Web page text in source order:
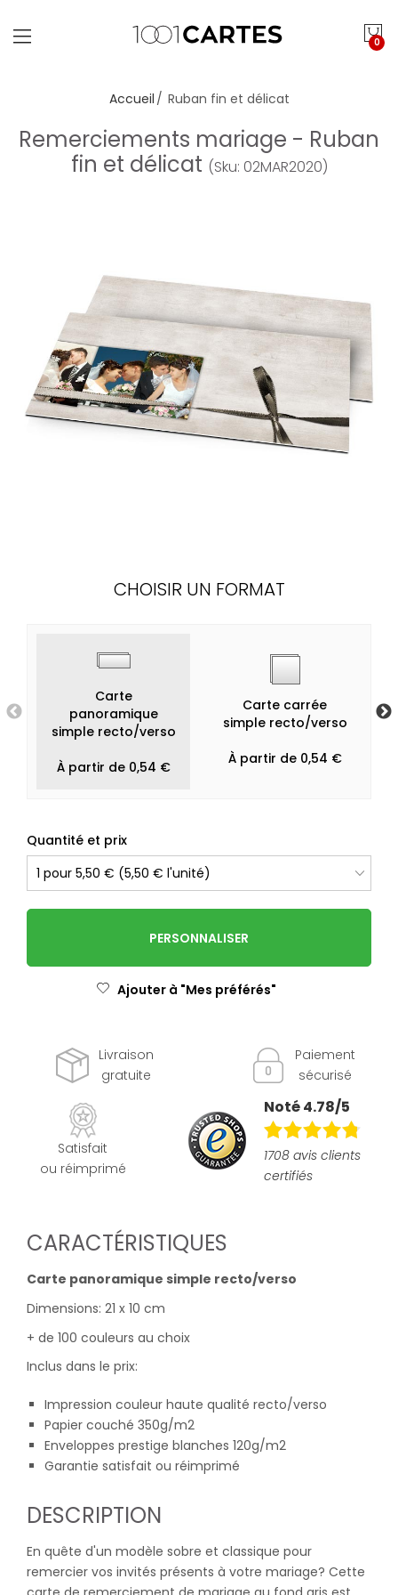
0
Accueil Ruban fin et délicat
Remerciements mariage - Ruban
fin et délicat (Sku: 02MAR2020)
CHOISIR UN FORMAT
Carte
panoramique
simple recto/verso
À partir de 0,54 €
Carte carrée
simple recto/verso
À partir de 0,54 €
Quantité et prix
PERSONNALISER
Ajouter à "Mes préférés"
Livraison
gratuite
Paiement
sécurisé
Satisfait
ou réimprimé
Noté 4.78/5
1708 avis clients
certifiés
CARACTÉRISTIQUES
Carte panoramique simple recto/verso
Dimensions: 21 x 10 cm
+ de 100 couleurs au choix
Inclus dans le prix:
Impression couleur haute qualité recto/verso
Papier couché 350g/m2
Enveloppes prestige blanches 120g/m2
Garantie satisfait ou réimprimé
DESCRIPTION
En quête d'un modèle sobre et classique pour
remercier vos invités présents à votre mariage? Cette